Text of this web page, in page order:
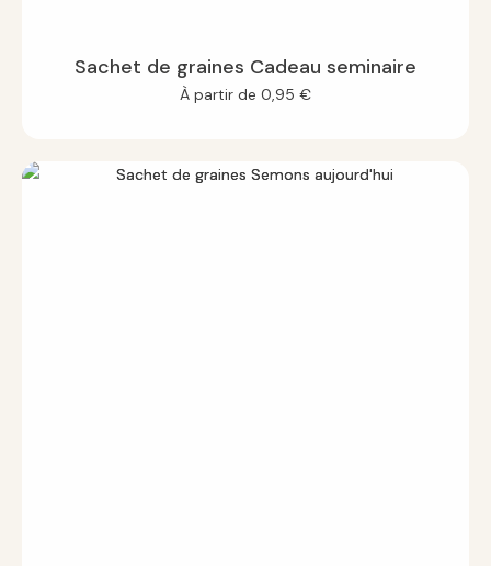
Sachet de graines Cadeau seminaire
À partir de 0,95 €